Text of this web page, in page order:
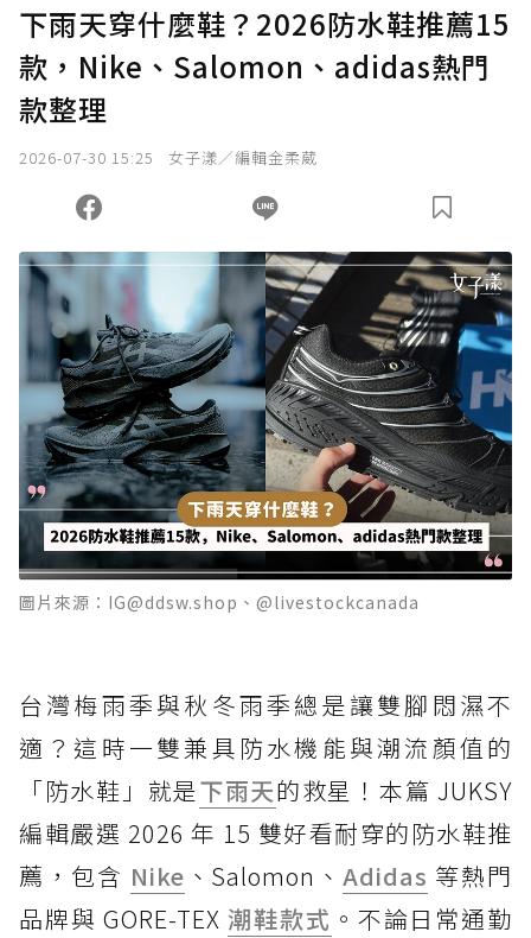
下雨天穿什麼鞋？2026防水鞋推薦15
款，Nike、Salomon、adidas熱門
款整理
2026-07-30 15:25 女子漾／編輯金柔葳
圖片來源：IG@ddsw.shop、@livestockcanada
台灣梅雨季與秋冬雨季總是讓雙腳悶濕不
適？這時一雙兼具防水機能與潮流顏值的
「防水鞋」就是下雨天的救星！本篇 JUKSY
編輯嚴選 2026 年 15 雙好看耐穿的防水鞋推
薦，包含 Nike 、Salomon、Adidas 等熱門
品牌與 GORE-TEX 潮鞋款式 。不論日常通勤